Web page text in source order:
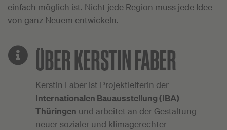
einfach möglich ist. Nicht jede Region muss jede Idee
von ganz Neuem entwickeln.
ÜBER KERSTIN FABER
Kerstin Faber ist Projektleiterin der
Internationalen Bauausstellung (IBA)
Thüringen und arbeitet an der Gestaltung
neuer sozialer und klimagerechter